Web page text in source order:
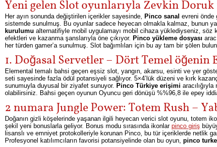
Yeni gelen Slot oyunlarıyla Zevkin
Her ayın sonunda değiştirilen içerikler sayesinde, Pinco sanal evreni önde
sistemde sunulmuş. Bu oyunlar sadece heyecan olmakla kalmaz, bunun
kurulumu alternatifiyle mobil uygulamayı mobil cihaza yüklediyseniz, söz
efektleri ve kazanma şanslarıyla öne çıkıyor. Pinco yükleme dosyası
her türden gamer’a sunulmuş. Slot bağımlıları için bu ay tam bir şölen
1. Doğasal Servetler – Dört Temel öğenin
Elemental temalı bahsi geçen eşsiz slot, yangın, akarsu, esinti ve yer
seti sayesinde fazla ödül potansiyeli sağlıyor. 5×4’lük düzeni ve kırk
sunumuyla duyusal bir ziyafet sunuyor. Pinco Türkiye erişimi
olabilirsiniz. Bahsi geçen oyunun Oyuncu geri dönüşü %%96,8 ile epey
2 numara Jungle Power: Totem Rush –
Doğanın gizli köşelerinde yaşanan ilgili heyecan verici slot oyunu, totem
şekil yeni bonuslarla geliyor. Bonus modu sırasında ikonlar pinco giriş
lisanslı ve emniyet protokolleriyle korunan Pinco, bu tür içeriklerde netlik
Profesyonel katılımcıların favorisi potansiyelinde olan bu oyun, pinco